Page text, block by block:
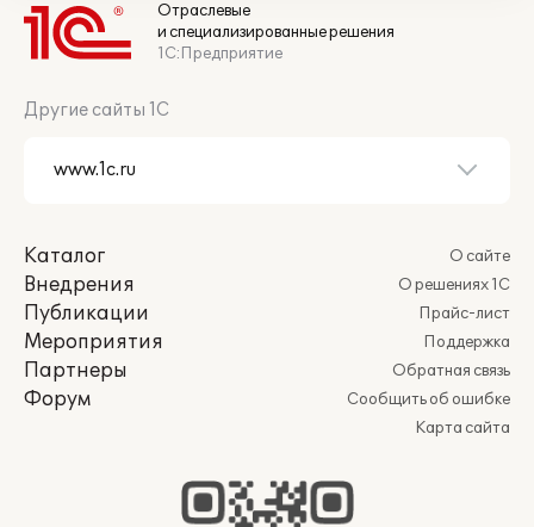
Отраслевые
и специализированные решения
1С:Предприятие
Другие сайты 1С
Каталог
Внедрения
Публикации
Мероприятия
Партнеры
Форум
О сайте
О решениях 1С
Прайс-лист
Поддержка
Обратная связь
Сообщить об ошибке
Карта сайта